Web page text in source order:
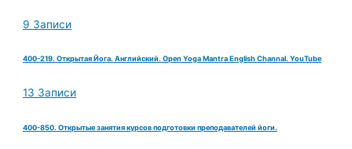
9 Записи
400-219. Открытая Йога. Английский. Open Yoga Mantra English Channal. YouTube
13 Записи
400-850. Открытые занятия курсов подготовки преподавателей йоги.